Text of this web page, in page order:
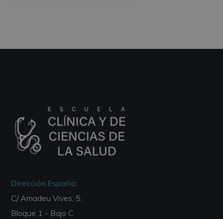
Dirección España:
C/ Amadeu Vives, 5,
Bloque 1 - Bajo C